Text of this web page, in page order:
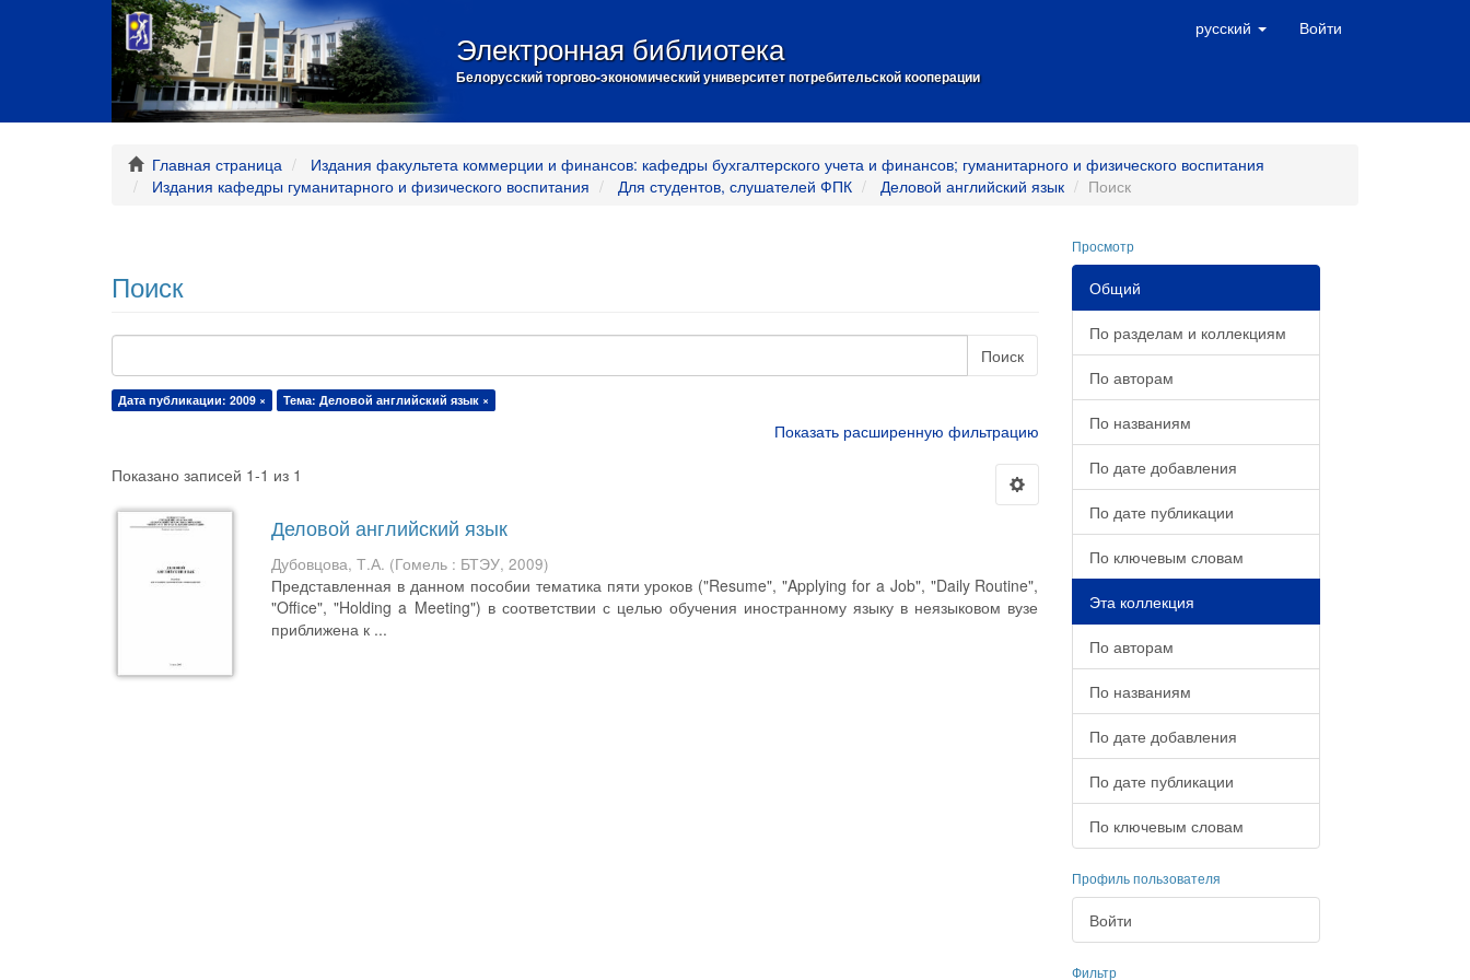
Электронная библиотека
Белорусский торгово-экономический университет потребительской кооперации
русский Войти
Главная страница
Издания факультета коммерции и финансов: кафедры бухгалтерского учета и финансов; гуманитарного и физического воспитания
Издания кафедры гуманитарного и физического воспитания
Для студентов, слушателей ФПК Деловой английский язык Поиск
Поиск
Поиск
Дата публикации: 2009 × Тема: Деловой английский язык ×
Показать расширенную фильтрацию
Показано записей 1-1 из 1
Деловой английский язык
Дубовцова, Т.А. (Гомель : БТЭУ,2009)
Представленная в данном пособии тематика пяти уроков ("Resume", "Applying for a Job", "Daily Routine",
"Office", "Holding a Meeting") в соответствии с целью обучения иностранному языку в неязыковом вузе
приближена к ...
Просмотр
Общий
По разделам и коллекциям
По авторам
По названиям
По дате добавления
По дате публикации
По ключевым словам
Эта коллекция
По авторам
По названиям
По дате добавления
По дате публикации
По ключевым словам
Профиль пользователя
Войти
Фильтр